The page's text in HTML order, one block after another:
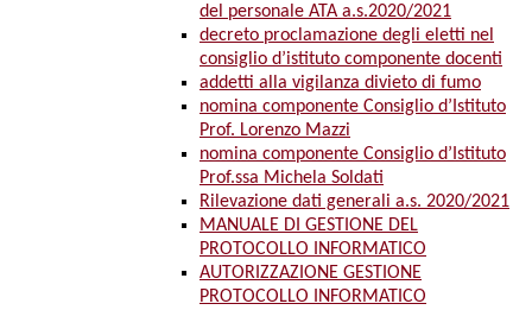
del personale ATA a.s.2020/2021
decreto proclamazione degli eletti nel
consiglio d’istituto componente docenti
addetti alla vigilanza divieto di fumo
nomina componente Consiglio d’Istituto
Prof. Lorenzo Mazzi
nomina componente Consiglio d’Istituto
Prof.ssa Michela Soldati
Rilevazione dati generali a.s. 2020/2021
MANUALE DI GESTIONE DEL
PROTOCOLLO INFORMATICO
AUTORIZZAZIONE GESTIONE
PROTOCOLLO INFORMATICO